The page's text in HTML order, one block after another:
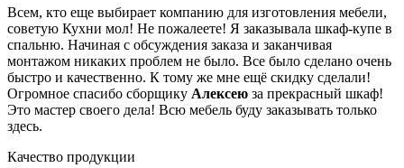
Всем, кто еще выбирает компанию для изготовления мебели,
советую Кухни мол! Не пожалеете! Я заказывала шкаф-купе в
спальню. Начиная с обсуждения заказа и заканчивая
монтажом никаких проблем не было. Все было сделано очень
быстро и качественно. К тому же мне ещё скидку сделали!
Огромное спасибо сборщику Алексею за прекрасный шкаф!
Это мастер своего дела! Всю мебель буду заказывать только
здесь.
Качество продукции